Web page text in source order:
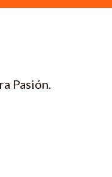
Pasión.